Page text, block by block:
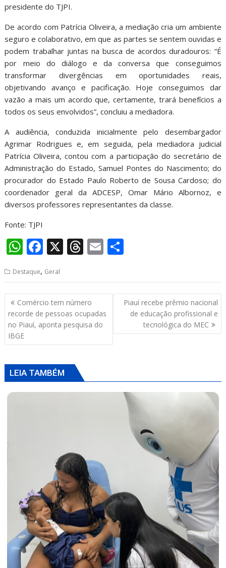
presidente do TJPI.
De acordo com Patrícia Oliveira, a mediação cria um ambiente
seguro e colaborativo, em que as partes se sentem ouvidas e
podem trabalhar juntas na busca de acordos duradouros: “É
por meio do diálogo e da conversa que conseguimos
transformar divergências em oportunidades reais,
objetivando avanço e pacificação. Hoje conseguimos dar
vazão a mais um acordo que, certamente, trará benefícios a
todos os seus envolvidos”, concluiu a mediadora.
A audiência, conduzida inicialmente pelo desembargador
Agrimar Rodrigues e, em seguida, pela mediadora judicial
Patrícia Oliveira, contou com a participação do secretário de
Administração do Estado, Samuel Pontes do Nascimento; do
procurador do Estado Paulo Roberto de Sousa Cardoso; do
coordenador geral da ADCESP, Omar Mário Albornoz, e
diversos professores representantes da classe.
Fonte: TJPI
W
at
s
A
p
p
F
e
b
o
o
k
X T
re
a
d
s
E
ai
l
ar
e
Destaque, Geral
Navegação
de
Post
Comércio tem número
recorde de pessoas ocupadas
no Piauí, aponta pesquisa do
IBGE
Piauí recebe prêmio nacional
de educação profissional e
tecnológica do MEC
LEIA TAMBÉM